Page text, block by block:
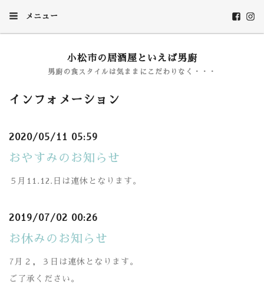
メニュー
小松市の居酒屋といえば男廚
男廚の食スタイルは気ままにこだわりなく・・・
インフォメーション
2020/05/11 05:59
おやすみのお知らせ
５月11.12.日は連休となります。
2019/07/02 00:26
お休みのお知らせ
7月２，３日は連休となります。
ご了承ください。